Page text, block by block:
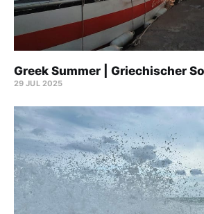
Greek Summer | Griechischer
29 JUL 2025